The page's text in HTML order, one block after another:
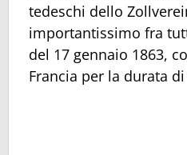
tedeschi dello
importantissimo fra
del 17 gennaio 1863,
Francia per la durata